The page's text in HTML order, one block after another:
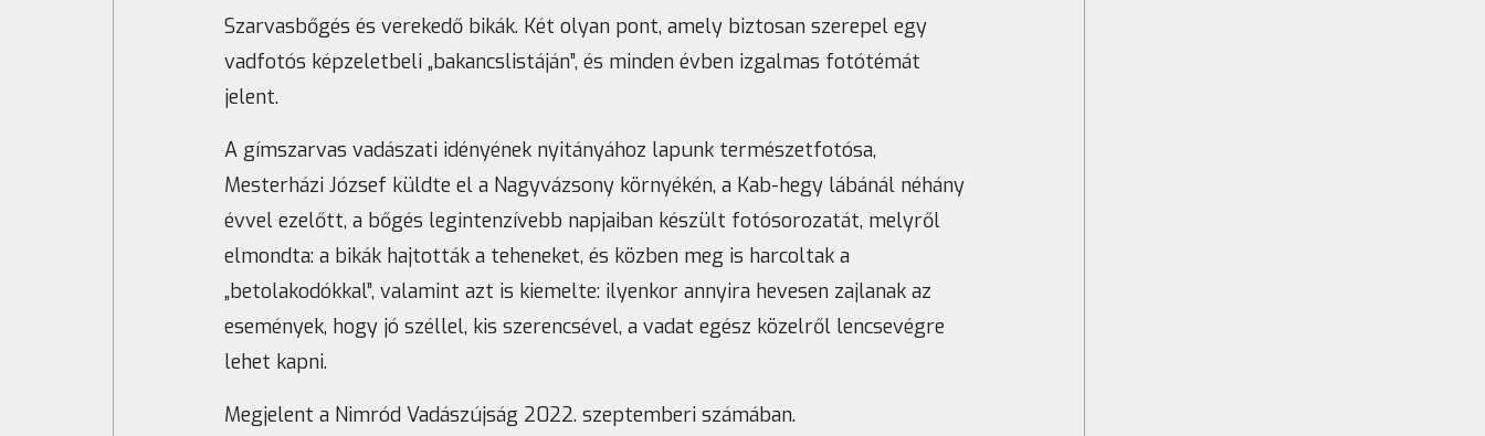
Szarvasbőgés és verekedő bikák. Két olyan pont, amely biztosan szerepel egy
vadfotós képzeletbeli „bakancslistáján”, és minden évben izgalmas fotótémát
jelent.
A gímszarvas vadászati idényének nyitányához lapunk természetfotósa,
Mesterházi József küldte el a Nagyvázsony környékén, a Kab-hegy lábánál néhány
évvel ezelőtt, a bőgés legintenzívebb napjaiban készült fotósorozatát, melyről
elmondta: a bikák hajtották a teheneket, és közben meg is harcoltak a
„betolakodókkal”, valamint azt is kiemelte: ilyenkor annyira hevesen zajlanak az
események, hogy jó széllel, kis szerencsével, a vadat egész közelről lencsevégre
lehet kapni.
Megjelent a Nimród Vadászújság 2022. szeptemberi számában.